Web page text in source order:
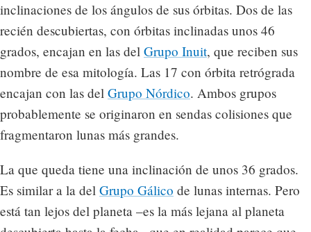
inclinaciones de los ángulos de sus órbitas. Dos de las
recién descubiertas, con órbitas inclinadas unos 46
grados, encajan en las del Grupo Inuit, que reciben sus
nombre de esa mitología. Las 17 con órbita retrógrada
encajan con las del Grupo Nórdico. Ambos grupos
probablemente se originaron en sendas colisiones que
fragmentaron lunas más grandes.
La que queda tiene una inclinación de unos 36 grados.
Es similar a la del Grupo Gálico de lunas internas. Pero
está tan lejos del planeta –es la más lejana al planeta